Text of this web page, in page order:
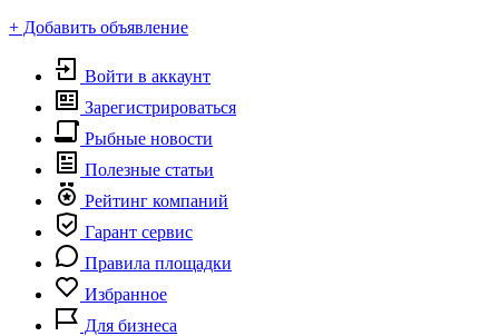
+ Добавить объявление
Войти в аккаунт
Зарегистрироваться
Рыбные новости
Полезные статьи
Рейтинг компаний
Гарант сервис
Правила площадки
Избранное
Для бизнеса